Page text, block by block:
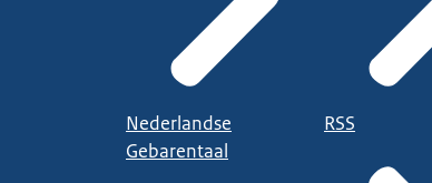
Nederlandse
Gebarentaal
RSS